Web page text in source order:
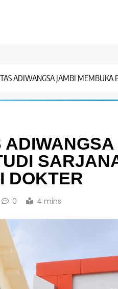
ADIWANGSA JAMBI MEMBUKA
DOKTER
0 4 mins